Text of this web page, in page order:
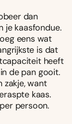
dan
je kaasfondue.
eens wat
is dat
heeft
de pan gooit.
zakje, want
kaas.
persoon.